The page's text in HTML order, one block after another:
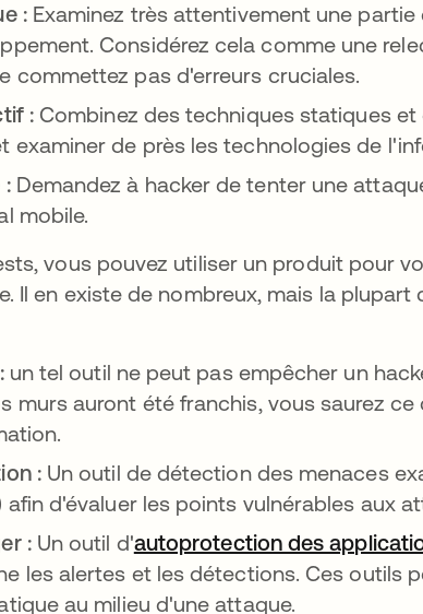
: Examinez très attentivement une
Considérez cela comme une
commettez pas d'erreurs cruciales.
: Combinez des techniques statiques
examiner de près les technologies de
: Demandez à hacker de tenter une
mobile.
vous pouvez utiliser un produit pour
Il en existe de nombreux, mais la
un tel outil ne peut pas empêcher un
murs auront été franchis, vous saurez
: Un outil de détection des menaces
afin d'évaluer les points vulnérables aux
: Un outil d'autoprotection des
les alertes et les détections. Ces outils
au milieu d'une attaque.